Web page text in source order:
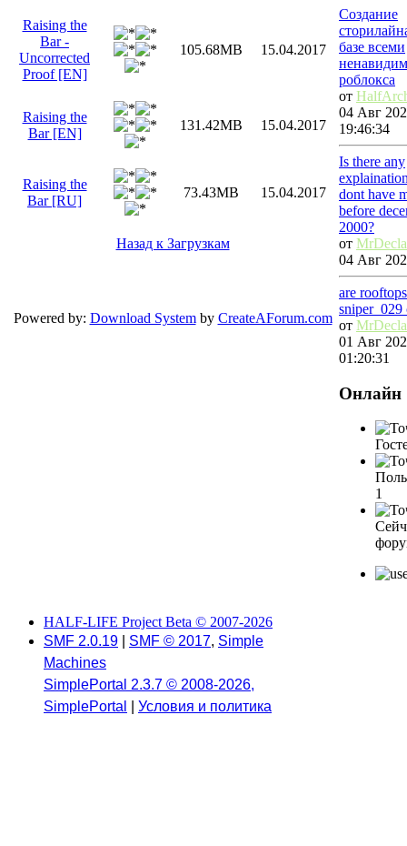
Raising the
Bar -
Uncorrected
Proof [EN]
105.68MB 15.04.2017
Raising the
Bar [EN]
131.42MB 15.04.2017
Raising the
Bar [RU]
73.43MB 15.04.2017
Назад к Загрузкам
Powered by: Download Systemby CreateAForum.com
Создание
базе всеми
роблокса
от
04 Авг
19:46:34
Is there any
dont have
before
2000?
от
04 Авг
are
sniper_029
от
01 Авг
01:20:31
Онлайн
1
HALF-LIFE Project Beta © 2007-2026
SMF 2.0.19
SMF © 2017, Simple
Machines
SimplePortal 2.3.7 © 2008-2026,
SimplePortal
Условия и политика